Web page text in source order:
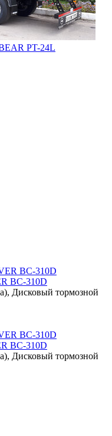
PT-24L
BC-310D
Дисковый тормозной
BC-310D
Дисковый тормозной